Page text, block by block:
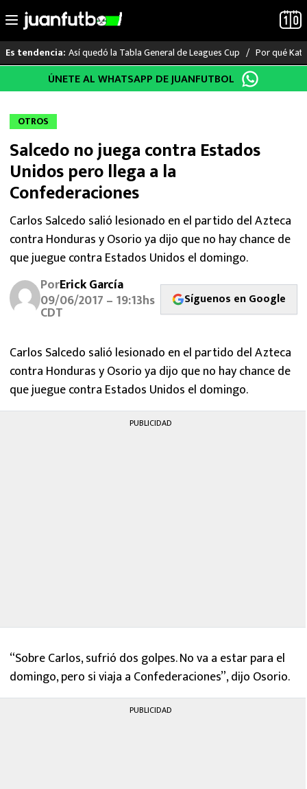
al
Es tendencia: Así quedó la Tabla General de Leagues Cup Por qué
LO ÚLTIMO
LIGA MX
RAYADOS
PUMAS
ATLANTE
SELECCIÓN MEXICANA
FUTBOL INTERNACIONAL
MEXICANOS EN EL EXTRANJERO
FUTBOL ESTUFA
FÓRMULA 1
ÚNETE AL WHATSAPP DE JUANFUTBOL
OTROS
Salcedo no juega contra Estados
Unidos pero llega a la
Confederaciones
Carlos Salcedo salió lesionado en el partido del Azteca
contra Honduras y Osorio ya dijo que no hay chance de
que juegue contra Estados Unidos el domingo.
PorErick García
09/06/2017 – 19:13hs
CDT
Síguenos en Google
Carlos Salcedo salió lesionado en el partido del Azteca
contra Honduras y Osorio ya dijo que no hay chance de
que juegue contra Estados Unidos el domingo.
PUBLICIDAD
“Sobre Carlos, sufrió dos golpes. No va a estar para el
domingo, pero si viaja a Confederaciones”, dijo Osorio.
PUBLICIDAD